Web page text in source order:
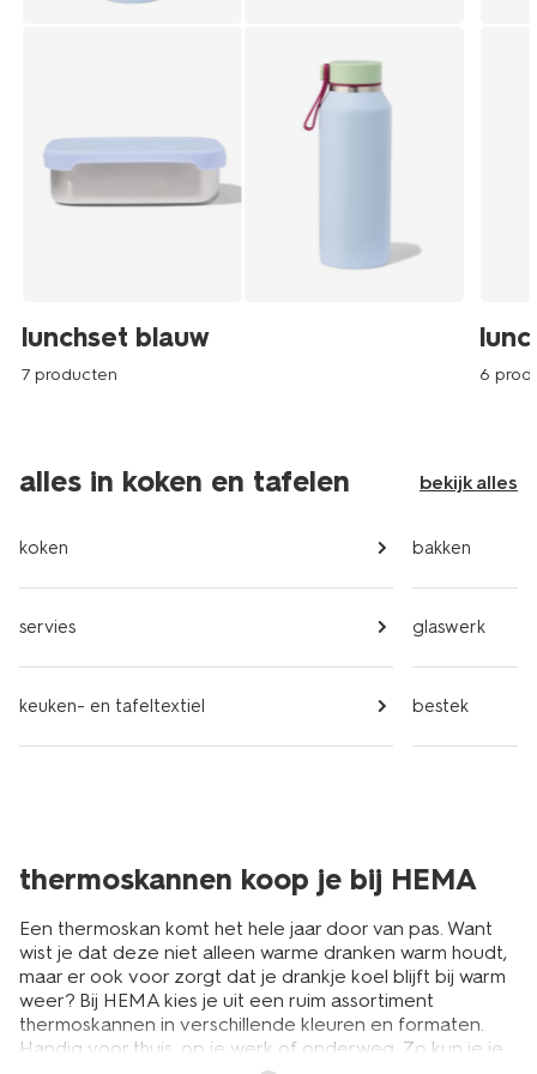
lunchset blauw
7 producten 6
alles in koken en tafelen bekijk alles
koken
servies
keuken- en tafeltextiel
bakken
glaswerk
bestek
thermoskannen koop je bij HEMA
Een thermoskan komt het hele jaar door van pas. Want
wist je dat deze niet alleen warme dranken warm houdt,
maar er ook voor zorgt dat je drankje koel blijft bij warm
weer? Bij HEMA kies je uit een ruim assortiment
thermoskannen in verschillende kleuren en formaten.
Handig voor thuis, op je werk of onderweg. Zo kun je je